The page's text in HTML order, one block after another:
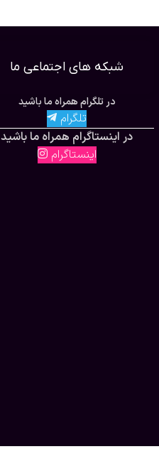
شبکه های اجتماعی ما
در تلگرام همراه ما باشید
تلگرام
در اینستاگرام همراه ما باشید
اینستاگرام